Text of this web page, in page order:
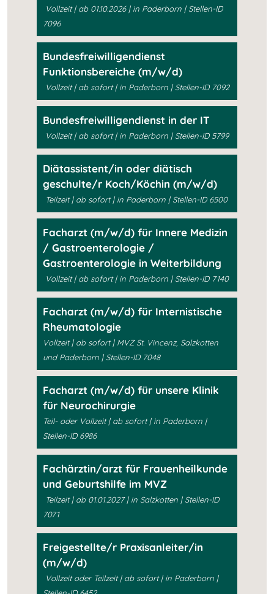
Vollzeit | ab 01.10.2026 | in Paderborn | Stellen-ID
7096
Bundesfreiwilligendienst
Funktionsbereiche (m/w/d)
Vollzeit | ab sofort | in Paderborn | Stellen-ID 7092
Bundesfreiwilligendienst in der IT
Vollzeit | ab sofort | in Paderborn | Stellen-ID 5799
Diätassistent/in oder diätisch
geschulte/r Koch/Köchin (m/w/d)
Teilzeit | ab sofort | in Paderborn | Stellen-ID 6500
Facharzt (m/w/d) für Innere Medizin
/ Gastroenterologie /
Gastroenterologie in Weiterbildung
Vollzeit | ab sofort | in Paderborn | Stellen-ID 7140
Facharzt (m/w/d) für Internistische
Rheumatologie
Vollzeit | ab sofort | MVZ St. Vincenz, Salzkotten
und Paderborn | Stellen-ID 7048
Facharzt (m/w/d) für unsere Klinik
für Neurochirurgie
Teil- oder Vollzeit | ab sofort | in Paderborn |
Stellen-ID 6986
Fachärztin/arzt für Frauenheilkunde
und Geburtshilfe im MVZ
Teilzeit | ab 01.01.2027 | in Salzkotten | Stellen-ID
7071
Freigestellte/r Praxisanleiter/in
(m/w/d)
Vollzeit oder Teilzeit | ab sofort | in Paderborn |